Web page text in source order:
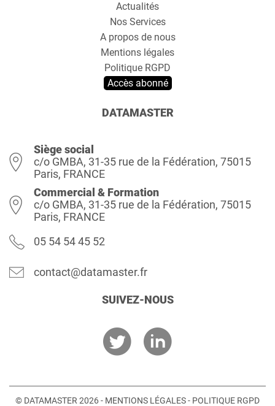
Actualités
Nos Services
A propos de nous
Mentions légales
Politique RGPD
Accès abonné
DATAMASTER
Siège social
c/o GMBA, 31-35 rue de la Fédération, 75015
Paris, FRANCE
Commercial & Formation
c/o GMBA, 31-35 rue de la Fédération, 75015
Paris, FRANCE
05 54 54 45 52
contact@datamaster.fr
SUIVEZ-NOUS
© DATAMASTER 2026 - MENTIONS LÉGALES- POLITIQUE RGPD